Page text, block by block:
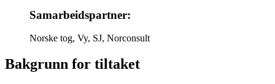
Samarbeidspartner:
Norske tog, Vy, SJ, Norconsult
Bakgrunn for tiltaket